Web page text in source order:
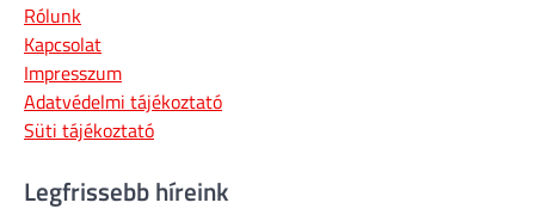
Rólunk
Kapcsolat
Impresszum
Adatvédelmi tájékoztató
Süti tájékoztató
Legfrissebb híreink